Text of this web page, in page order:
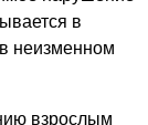
в
неизменном